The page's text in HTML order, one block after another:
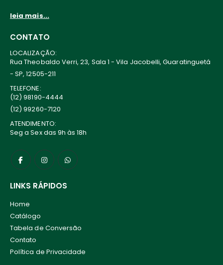
leia mais...
CONTATO
LOCALIZAÇÃO:
Rua Theobaldo Verri, 23, Sala 1 - Vila Jacobelli, Guaratinguetá
- SP, 12505-211
TELEFONE:
(12) 98190-4444
(12) 99260-7120
ATENDIMENTO:
Seg a Sex das 9h às 18h
LINKS RÁPIDOS
Home
Catálogo
Tabela de Conversão
Contato
Política de Privacidade